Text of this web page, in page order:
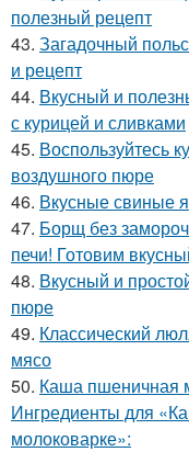
полезный рецепт
43. Загадочный
и рецепт
44. Вкусный и
с курицей и сливками
45. Воспользуйтесь
воздушного пюре
46. Вкусные свиные
47. Борщ без
печи! Готовим
48. Вкусный и
пюре
49. Классический
мясо
50. Каша пшеничная
Ингредиенты для
молоковарке»: